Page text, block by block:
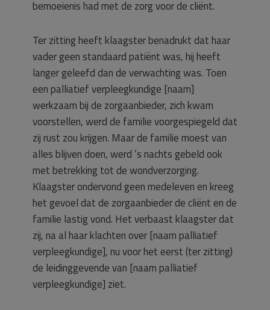
bemoeienis had met de zorg voor de cliënt.
Ter zitting heeft klaagster benadrukt dat haar
vader geen standaard patiënt was, hij heeft
langer geleefd dan de verwachting was. Toen
een palliatief verpleegkundige [naam]
werkzaam bij de zorgaanbieder, zich kwam
voorstellen, werd de familie voorgespiegeld dat
zij rust zou krijgen. Maar de familie moest van
alles blijven doen, werd ’s nachts gebeld ook
met betrekking tot de wondverzorging.
Klaagster ondervond geen medeleven en kreeg
het gevoel dat de zorgaanbieder de cliënt en de
familie lastig vond. Het verbaast klaagster dat
zij, na al haar klachten over [naam palliatief
verpleegkundige], nu voor het eerst (ter zitting)
de leidinggevende van [naam palliatief
verpleegkundige] ziet.